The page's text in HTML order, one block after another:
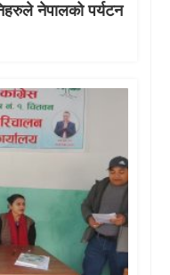
नेपालको पर्यटन